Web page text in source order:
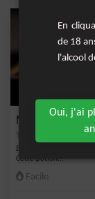
Neo mushroom
Explorez un monde de
Cette potion...
Facile
En
de 18
l'alcool
Oui, j'ai